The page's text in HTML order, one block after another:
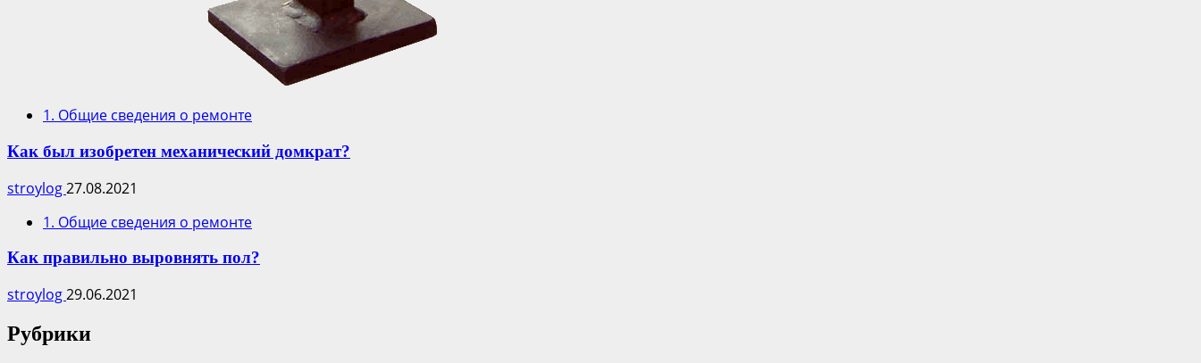
1. Общие сведения о ремонте
Как был изобретен механический домкрат?
stroylog27.08.2021
1. Общие сведения о ремонте
Как правильно выровнять пол?
stroylog29.06.2021
Рубрики